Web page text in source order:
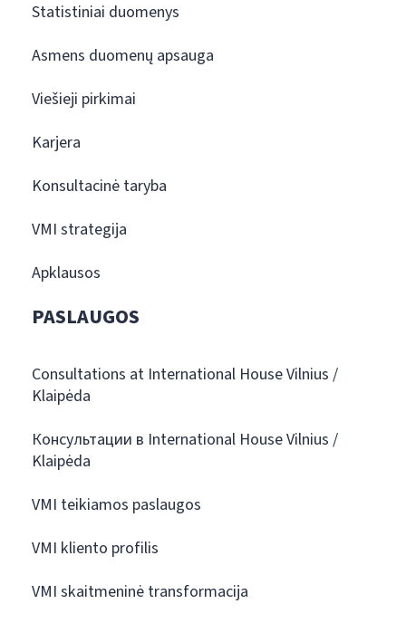
Statistiniai duomenys
Asmens duomenų apsauga
Viešieji pirkimai
Karjera
Konsultacinė taryba
VMI strategija
Apklausos
PASLAUGOS
Consultations at International House Vilnius /
Klaipėda
Консультации в International House Vilnius /
Klaipėda
VMI teikiamos paslaugos
VMI kliento profilis
VMI skaitmeninė transformacija